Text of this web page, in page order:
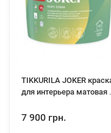
TIKKURILA JOKER
для интерьера матовая
7 900 грн.